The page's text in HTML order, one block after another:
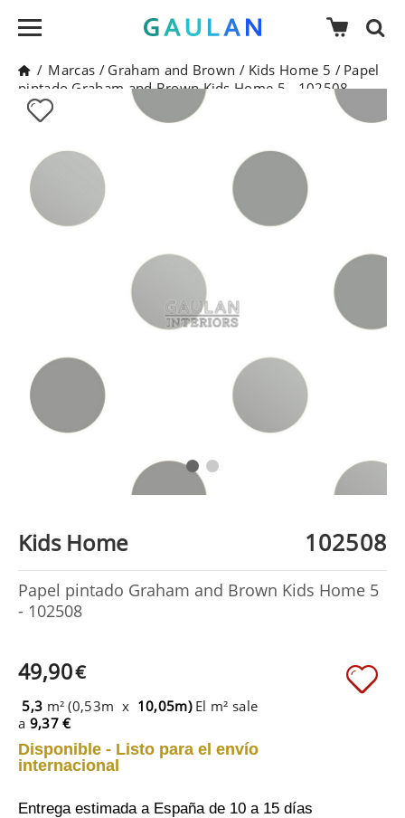
/ Marcas / Graham and Brown / Kids Home 5 / Papel
pintado Graham and Brown Kids Home 5 - 102508
Kids Home 102508
Papel pintado Graham and Brown Kids Home 5
- 102508
49,90€
5,3 m² (0,53m x 10,05m) El m² sale
a 9,37 €
Disponible - Listo para el envío
internacional
Entrega estimada a España de 10 a 15 días